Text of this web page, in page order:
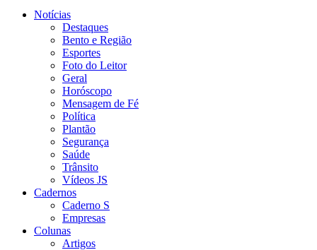
Notícias
Destaques
Bento e Região
Esportes
Foto do Leitor
Geral
Horóscopo
Mensagem de Fé
Política
Plantão
Segurança
Saúde
Trânsito
Vídeos JS
Cadernos
Caderno S
Empresas
Colunas
Artigos